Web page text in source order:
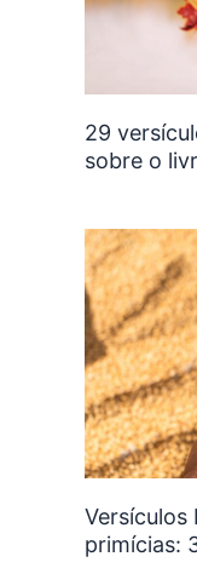
29
sobre o
Versículos
primícias: